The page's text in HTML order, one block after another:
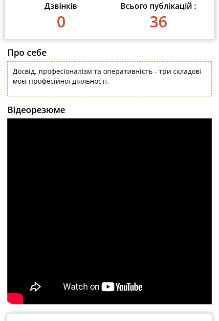
Дзвінків
0
Всього публікацій :
36
Про себе
Досвід, професіоналізм та оперативність - три складові
моєї професійної діяльності.
Відеорезюме